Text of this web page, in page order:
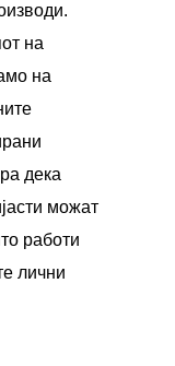
на
на
дека
можат
работи
лични